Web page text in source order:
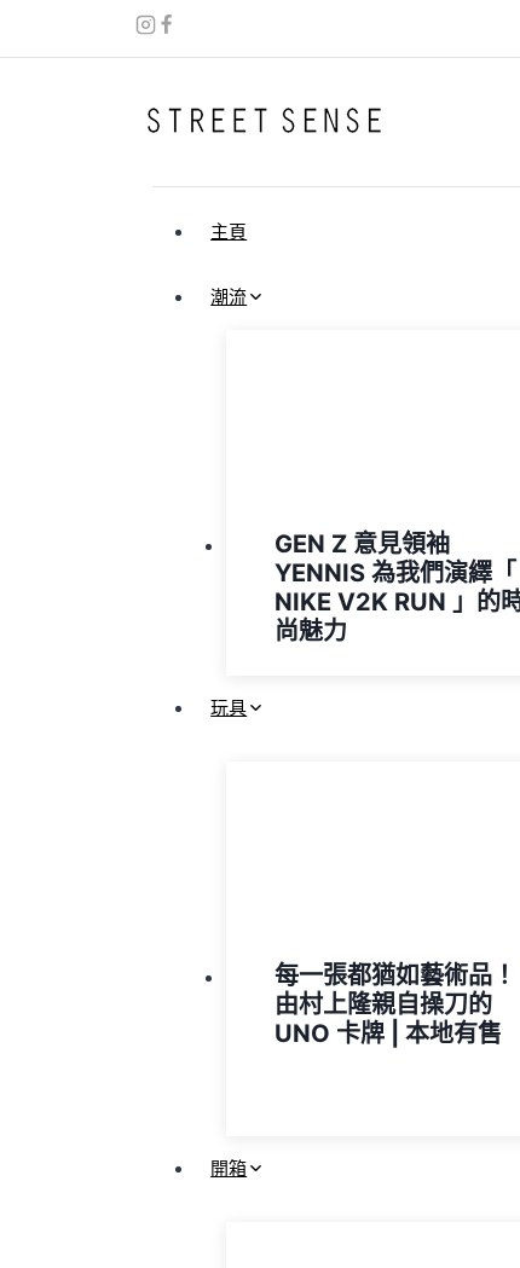
主頁
潮流
GEN Z 意見領袖
YENNIS 為我們演繹「
NIKE V2K RUN 」的
尚魅力
玩具
每一張都猶如藝術品！
由村上隆親自操刀的
UNO 卡牌 | 本地有售
開箱